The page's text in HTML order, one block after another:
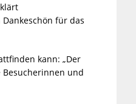
für das
kann: „Der
Besucherinnen und